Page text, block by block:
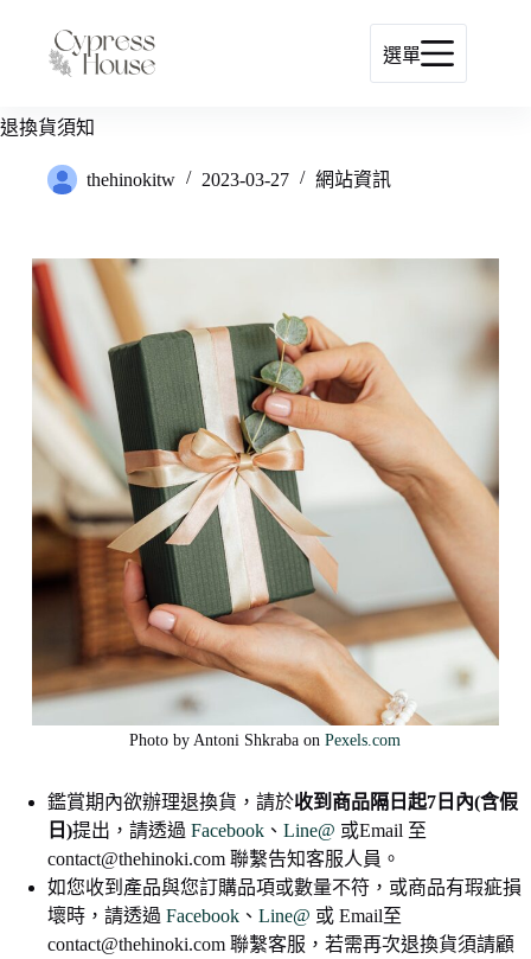
內
選單
頁
網站資訊 / 退換貨須知
退換貨須知
thehinokitw 2023-03-27 網站資訊
Photo by Antoni Shkraba onPexels.com
鑑賞期內欲辦理退換貨，請於收到商品隔日起7日內(含假
日)提出，請透過 Facebook 、 Line@ 或Email 至
contact@thehinoki.com 聯繫告知客服人員。
如您收到產品與您訂購品項或數量不符，或商品有瑕疵損
壞時，請透過 Facebook 、 Line@ 或 Email至
contact@thehinoki.com 聯繫客服，若需再次退換貨須請顧